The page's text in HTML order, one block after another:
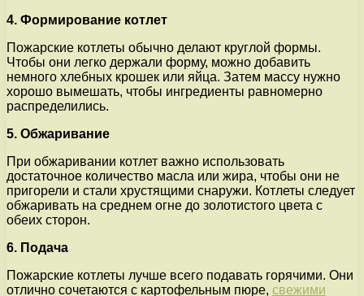
4. Формирование котлет
Пожарские котлеты обычно делают круглой формы.
Чтобы они легко держали форму, можно добавить
немного хлебных крошек или яйца. Затем массу нужно
хорошо вымешать, чтобы ингредиенты равномерно
распределились.
5. Обжаривание
При обжаривании котлет важно использовать
достаточное количество масла или жира, чтобы они не
пригорели и стали хрустящими снаружи. Котлеты следует
обжаривать на среднем огне до золотистого цвета с
обеих сторон.
6. Подача
Пожарские котлеты лучше всего подавать горячими. Они
отлично сочетаются с картофельным пюре, свежими